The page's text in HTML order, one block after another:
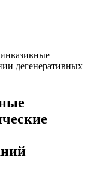
дегенеративных